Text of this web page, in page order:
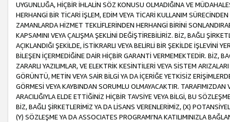
UYGUNLUĞA, HİÇBİR İHLALİN SÖZ KONUSU OLMADIĞINA VE
HERHANGİ BİR TİCARİ İŞLEM, EDİM VEYA TİCARİ KULLANIM
ZAMANLARDA HİZMET TEKLİFLERİNDEN HERHANGİ BİRİNİ
KAPSAMINI VEYA ÇALIŞMA ŞEKLİNİ DEĞİŞTİREBİLİRİZ. BİZ, BAĞLI
AÇIKLANDIĞI ŞEKİLDE, İSTİKRARLI VEYA BELİRLİ BİR ŞEKİLDE İŞLEVİNİ
BİLEŞEN İÇERMEDİĞİNE DAİR HİÇBİR GARANTİ VERMEMEKTEDİR. BİZ,
ZARARLI YAZILIMLAR, VE ELEKTRİK KESİNTİLERİ VEYA SİSTEM
GÖRÜNTÜ, METİN VEYA SAİR BİLGİ YA DA İÇERİĞE YETKİSİZ
GÖRMESİ VEYA KAYBINDAN SORUMLU OLMAYACAKTIR.
ARACILIĞIYLA ELDE ETTİĞİNİZ HİÇBİR TAVSİYE VEYA BİLGİ, BU
BİZ, BAĞLI ŞİRKETLERİMİZ YA DA LİSANS VERENLERİMİZ, (X)
(Y) SÖZLEŞME YA DA ASSOCIATES PROGRAMI’NA KATILIMINIZLA